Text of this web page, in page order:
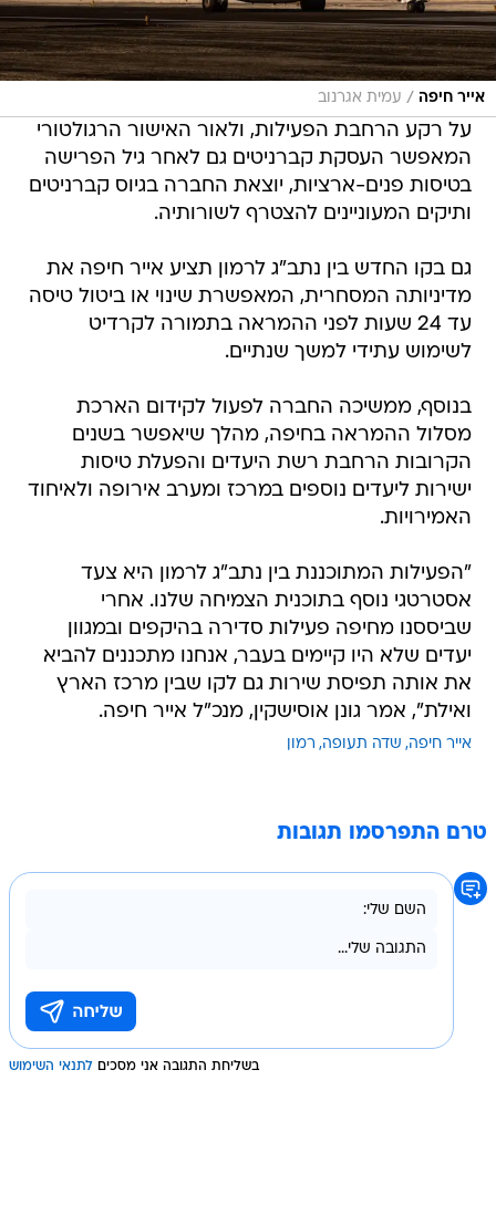
אייר חיפה / עמית אגרנוב
על רקע הרחבת הפעילות, ולאור האישור הרגולטורי
המאפשר העסקת קברניטים גם לאחר גיל הפרישה
בטיסות פנים-ארציות, יוצאת החברה בגיוס קברניטים
ותיקים המעוניינים להצטרף לשורותיה.
גם בקו החדש בין נתב"ג לרמון תציע אייר חיפה את
מדיניותה המסחרית, המאפשרת שינוי או ביטול טיסה
עד 24 שעות לפני ההמראה בתמורה לקרדיט
לשימוש עתידי למשך שנתיים.
בנוסף, ממשיכה החברה לפעול לקידום הארכת
מסלול ההמראה בחיפה, מהלך שיאפשר בשנים
הקרובות הרחבת רשת היעדים והפעלת טיסות
ישירות ליעדים נוספים במרכז ומערב אירופה ולאיחוד
האמירויות.
"הפעילות המתוכננת בין נתב"ג לרמון היא צעד
אסטרטגי נוסף בתוכנית הצמיחה שלנו. אחרי
שביססנו מחיפה פעילות סדירה בהיקפים ובמגוון
יעדים שלא היו קיימים בעבר, אנחנו מתכננים להביא
את אותה תפיסת שירות גם לקו שבין מרכז הארץ
ואילת", אמר גונן אוסישקין, מנכ"ל אייר חיפה.
אייר חיפה שדה תעופה רמון
טרם התפרסמו תגובות
בשליחת התגובה אני מסכים לתנאי השימוש